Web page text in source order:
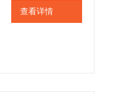
查看详情